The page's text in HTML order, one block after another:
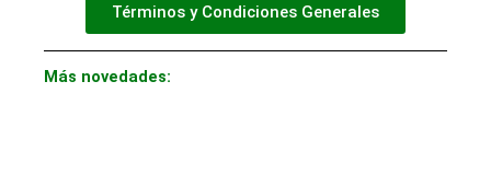
Términos y Condiciones Generales
Más novedades: